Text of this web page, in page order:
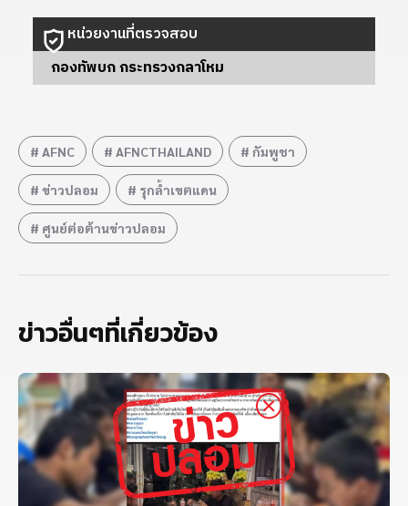
หน่วยงานที่ตรวจสอบ
กองทัพบก กระทรวงกลาโหม
AFNC AFNCTHAILAND กัมพูชา
ข่าวปลอม รุกล้ำเขตแดน
ศูนย์ต่อต้านข่าวปลอม
ข่าวอื่นๆที่เกี่ยวข้อง